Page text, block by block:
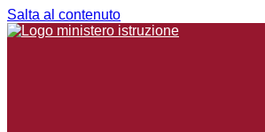
Salta al contenuto